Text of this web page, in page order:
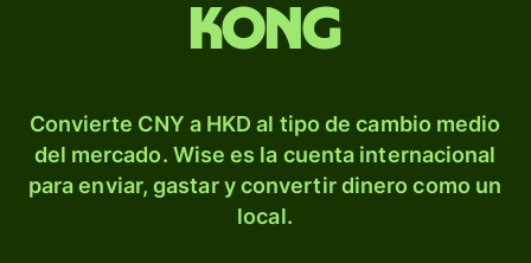
Kong
Convierte CNY a HKD al tipo de cambio medio
del mercado. Wise es la cuenta internacional
para enviar, gastar y convertir dinero como un
local.